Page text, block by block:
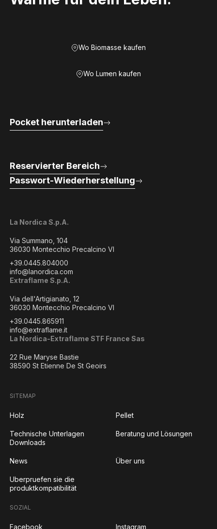
Wo Biomasse kaufen
Wo Lumen kaufen
La Nordica S.p.A.
Via Summano, 104
36030 Montecchio Precalcino VI
+39.0445.804000
info@lanordica.com
Extraflame S.p.A.
Via dell'Artigianato, 12
36030 Montecchio Precalcino VI
+39.0445.865911
info@extraflame.it
La Nordica-Extraflame STF France Sas
22 Rue Maryse Bastie
38590 St Etienne De St Geoirs
Pocket herunterladen
Reservierter Bereich
Passwort-Wiederherstellung
SITEMAP
Holz Pellet
Technische Unterlagen
Downloads
Beratung und Lösungen
News Über uns
Uberpruefen sie die
produktkompatibilität
SOZIAL
Facebook Instagram